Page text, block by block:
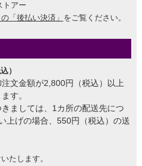
トアー
「後払い決済」 をご覧ください。
）
文金額が2,800円（税込）以上
す。
ましては、1カ所の配送先につ
上げの場合、550円（税込）の送
たします。